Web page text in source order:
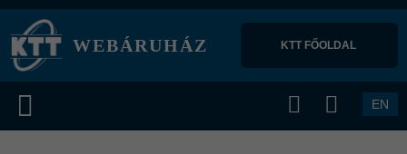
WEBÁRUHÁZ KTT FŐOLDAL
EN